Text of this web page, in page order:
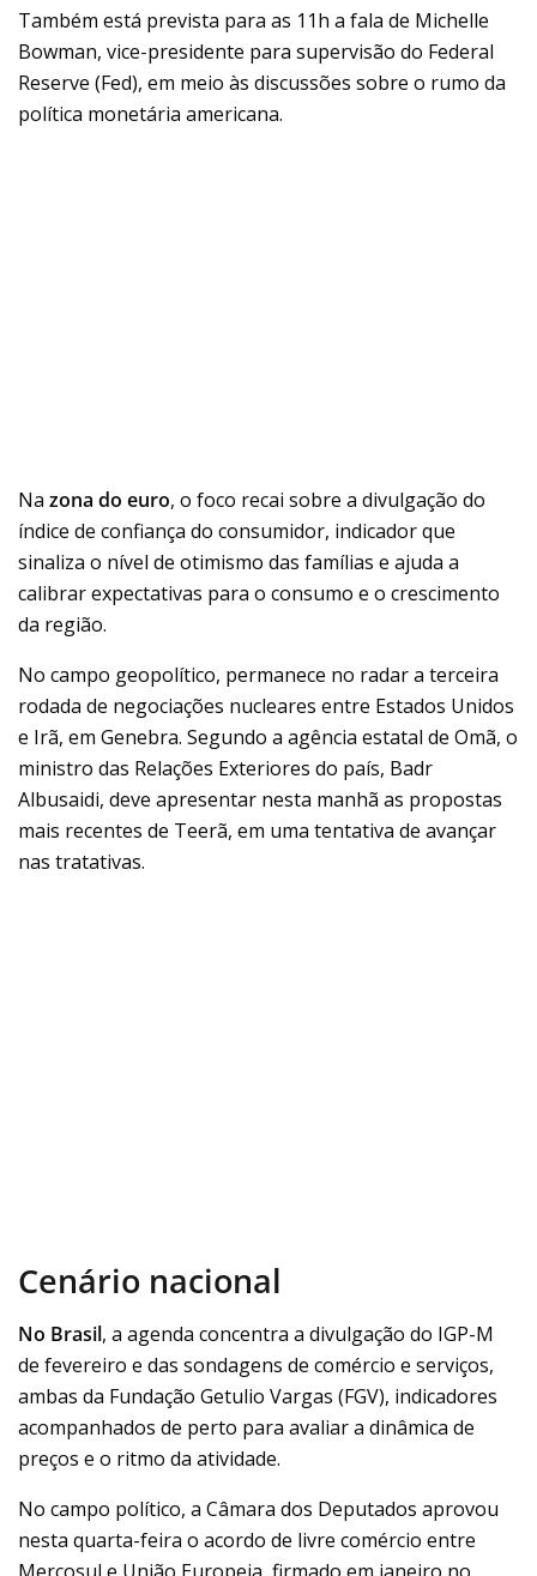
Também está prevista para as 11h a fala de Michelle
Bowman, vice-presidente para supervisão do Federal
Reserve (Fed), em meio às discussões sobre o rumo da
política monetária americana.
Na zona do euro, o foco recai sobre a divulgação do
índice de confiança do consumidor, indicador que
sinaliza o nível de otimismo das famílias e ajuda a
calibrar expectativas para o consumo e o crescimento
da região.
No campo geopolítico, permanece no radar a terceira
rodada de negociações nucleares entre Estados Unidos
e Irã, em Genebra. Segundo a agência estatal de Omã, o
ministro das Relações Exteriores do país, Badr
Albusaidi, deve apresentar nesta manhã as propostas
mais recentes de Teerã, em uma tentativa de avançar
nas tratativas.
Cenário nacional
No Brasil, a agenda concentra a divulgação do IGP-M
de fevereiro e das sondagens de comércio e serviços,
ambas da Fundação Getulio Vargas (FGV), indicadores
acompanhados de perto para avaliar a dinâmica de
preços e o ritmo da atividade.
No campo político, a Câmara dos Deputados aprovou
nesta quarta-feira o acordo de livre comércio entre